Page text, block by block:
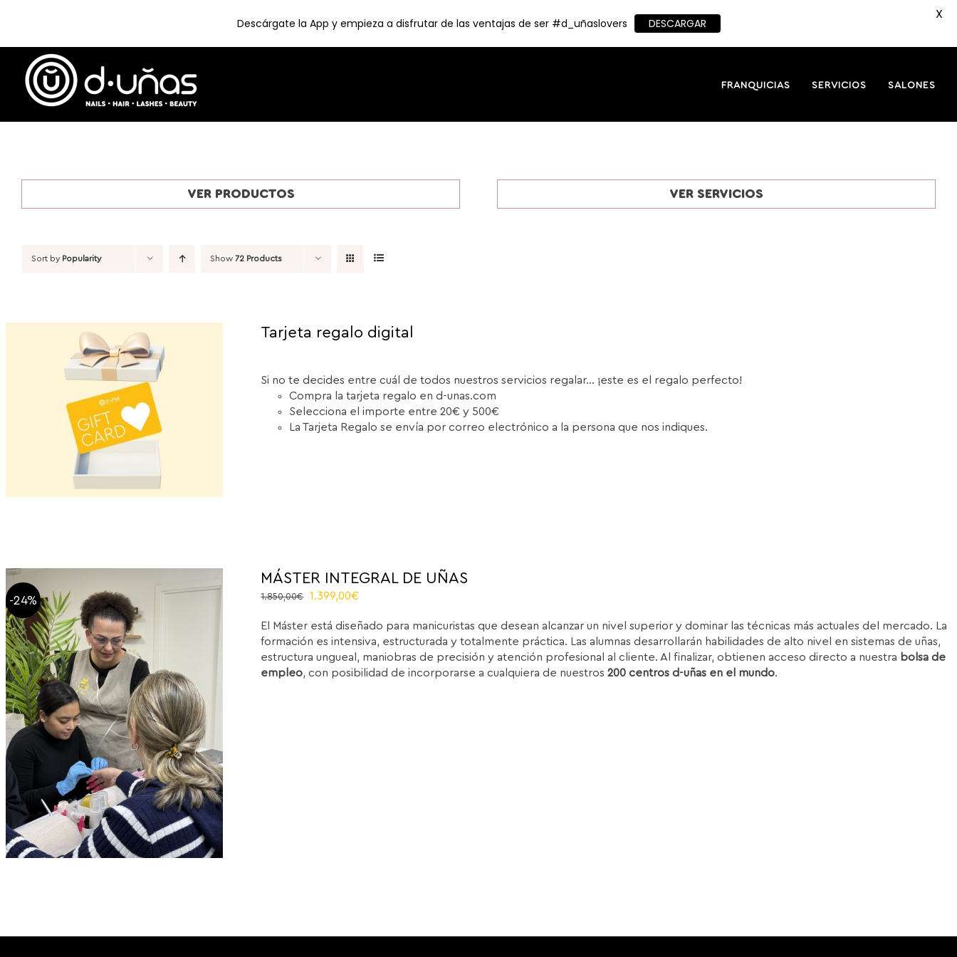
content
FRANQUICIAS SERVICIOS SALONES
VER PRODUCTOS VER SERVICIOS
Sort by Popularity Show 72 Products
Tarjeta regalo digital
Si no te decides entre cuál de todos nuestros servicios regalar... ¡este es el regalo perfecto!
Compra la tarjeta regalo en d-unas.com
Selecciona el importe entre 20€ y 500€
La Tarjeta Regalo se envía por correo electrónico a la persona que nos indiques.
-24%
MÁSTER INTEGRAL DE UÑAS
1.850,00€
Original
was:
1.850,00€.
1.399,00€
is:
1.399,00€.
El Máster está diseñado para manicuristas que desean alcanzar un nivel superior y dominar las técnicas más actuales del mercado. La
formación es intensiva, estructurada y totalmente práctica. Las alumnas desarrollarán habilidades de alto nivel en sistemas de uñas,
estructura ungueal, maniobras de precisión y atención profesional al cliente. Al finalizar, obtienen acceso directo a nuestra bolsa de
empleo, con posibilidad de incorporarse a cualquiera de nuestros200 centros d-uñas en el mundo.
Descárgate la App y empieza a disfrutar de las ventajas de ser #d_uñaslovers DESCARGAR
X